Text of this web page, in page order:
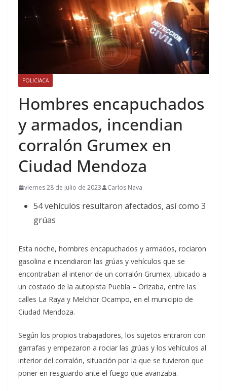
POLICIACA
Hombres encapuchados
y armados, incendian
corralón Grumex en
Ciudad Mendoza
viernes 28 de julio de 2023 Carlos Nava
54 vehículos resultaron afectados, así como 3
grúas
Esta noche, hombres encapuchados y armados, rociaron
gasolina e incendiaron las grúas y vehículos que se
encontraban al interior de un corralón Grumex, ubicado a
un costado de la autopista Puebla – Orizaba, entre las
calles La Raya y Melchor Ocampo, en el municipio de
Ciudad Mendoza.
Según los propios trabajadores, los sujetos entraron con
garrafas y empezaron a rociar las grúas y los vehículos al
interior del corralón, situación por la que se tuvieron que
poner en resguardo ante el fuego que avanzaba.